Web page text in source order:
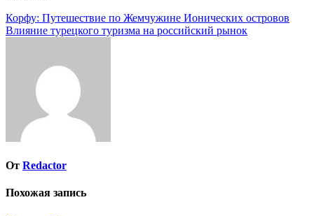
Навигация
по
Корфу: Путешествие по Жемчужине Ионических островов
Влияние турецкого туризма на российский рынок
От Redactor
Похожая запись